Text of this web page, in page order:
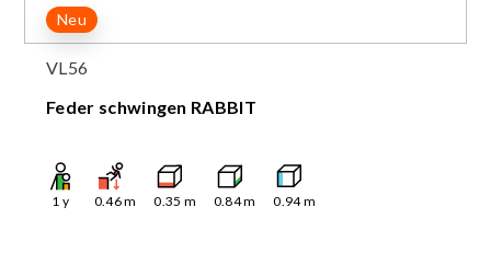
Neu
VL56
Feder schwingen RABBIT
1 y 0.46m 0.35 m 0.84m 0.94m